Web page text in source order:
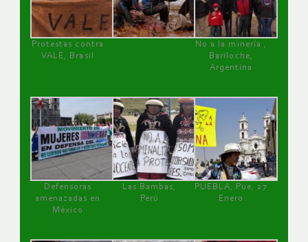
Protestas contra
VALE, Brasil
No a la minería ,
Bariloche,
Argentina
Defensoras
amenazadas en
México
Las Bambas,
Perú
PUEBLA, Pue, 27
Enero